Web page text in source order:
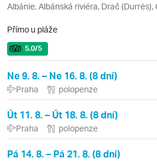
Albánie, Albánská riviéra, Drač (Durrës),
Přímo u pláže
5.0/5
Ne 9. 8. – Ne 16. 8. (8 dní)
Praha polopenze
Út 11. 8. – Út 18. 8. (8 dní)
Praha polopenze
Pá 14. 8. – Pá 21. 8. (8 dní)